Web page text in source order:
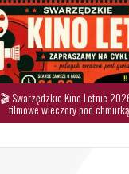
🎬 Swarzędzkie Kino Letnie
filmowe wieczory pod